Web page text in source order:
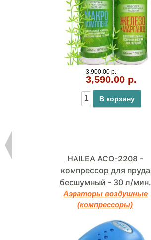
3,900.00 р.
3,590.00 р.
В корзину
HAILEA ACO-2208 -
компрессор для пруда
бесшумный - 30 л/мин.
Аэраторы воздушные
(компрессоры)